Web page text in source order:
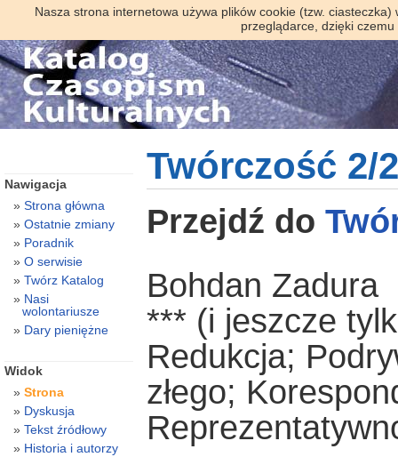
Nasza strona internetowa używa plików cookie (tzw.
przeglądarce, dzięki
Twórczość 2/
Przejdź do
Bohdan Zadura
*** (i jeszcze
Redukcja;
złego;
Nawigacja
Strona główna
Ostatnie zmiany
Poradnik
O serwisie
Twórz Katalog
Nasi
wolontariusze
Dary pieniężne
Widok
Strona
Dyskusja
Tekst źródłowy
Historia i autorzy